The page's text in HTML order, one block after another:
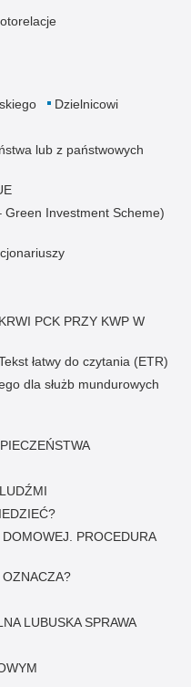
Dzielnicowi
lub z państwowych
Green Investment Scheme)
PCK PRZY KWP W
łatwy do czytania (ETR)
dla służb mundurowych
PROCEDURA
LUBUSKA SPRAWA